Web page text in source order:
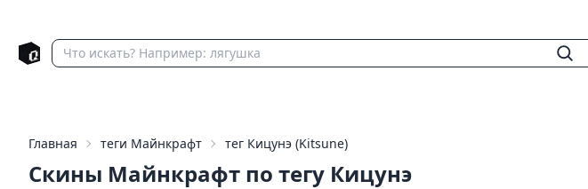
Главная теги Майнкрафт тег Кицунэ (Kitsune)
Скины Майнкрафт по тегу Кицунэ